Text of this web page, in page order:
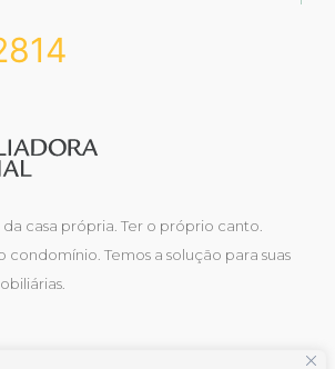
casa própria. Ter o próprio canto.
condomínio. Temos a solução para suas